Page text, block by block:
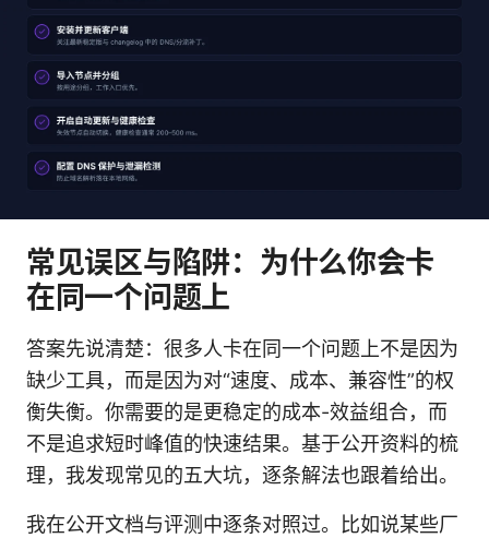
常见误区与陷阱：为什么你会卡
在同一个问题上
答案先说清楚：很多人卡在同一个问题上不是因为
缺少工具，而是因为对“速度、成本、兼容性”的权
衡失衡。你需要的是更稳定的成本-效益组合，而
不是追求短时峰值的快速结果。基于公开资料的梳
理，我发现常见的五大坑，逐条解法也跟着给出。
我在公开文档与评测中逐条对照过。比如说某些厂